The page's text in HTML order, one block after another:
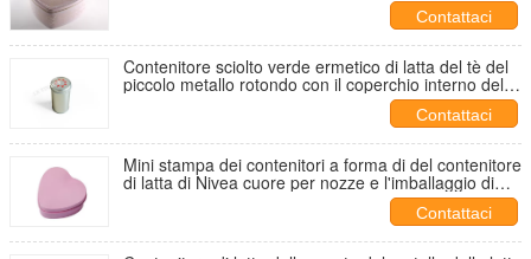
Contattaci
Contenitore sciolto verde ermetico di latta del tè del
piccolo metallo rotondo con il coperchio interno della
Contattaci
Mini stampa dei contenitori a forma di del contenitore
di latta di Nivea cuore per nozze e l'imballaggio di
Contattaci